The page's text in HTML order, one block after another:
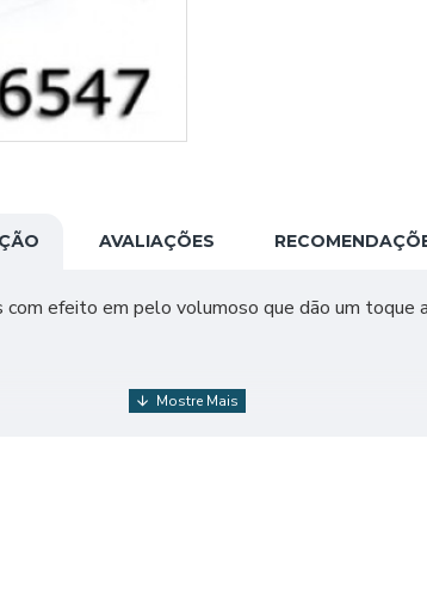
AVALIAÇÕES
efeito em pelo volumoso que dão um